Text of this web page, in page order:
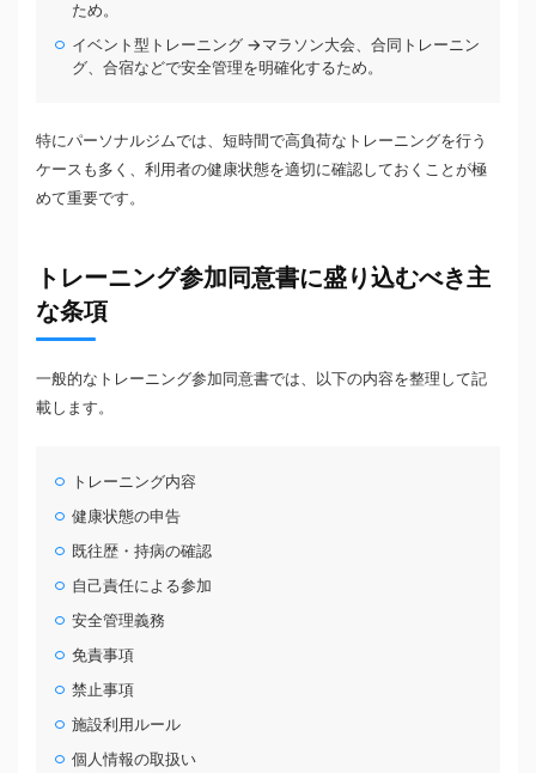
ため。
イベント型トレーニング →マラソン大会、合同トレーニン
グ、合宿などで安全管理を明確化するため。
特にパーソナルジムでは、短時間で高負荷なトレーニングを行う
ケースも多く、利用者の健康状態を適切に確認しておくことが極
めて重要です。
トレーニング参加同意書に盛り込むべき主
な条項
一般的なトレーニング参加同意書では、以下の内容を整理して記
載します。
トレーニング内容
健康状態の申告
既往歴・持病の確認
自己責任による参加
安全管理義務
免責事項
禁止事項
施設利用ルール
個人情報の取扱い